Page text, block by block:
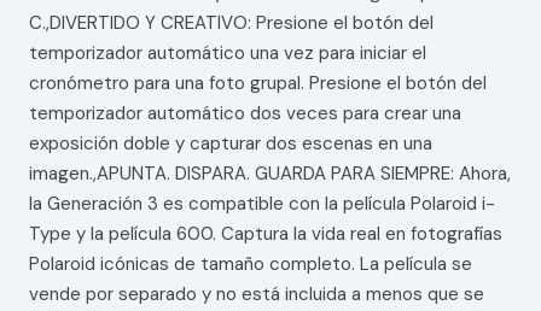
C.,DIVERTIDO Y CREATIVO: Presione el botón del
temporizador automático una vez para iniciar el
cronómetro para una foto grupal. Presione el botón del
temporizador automático dos veces para crear una
exposición doble y capturar dos escenas en una
imagen.,APUNTA. DISPARA. GUARDA PARA SIEMPRE: Ahora,
la Generación 3 es compatible con la película Polaroid i-
Type y la película 600. Captura la vida real en fotografías
Polaroid icónicas de tamaño completo. La película se
vende por separado y no está incluida a menos que se